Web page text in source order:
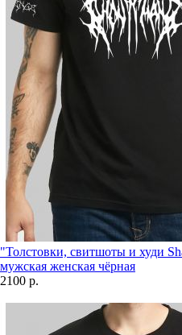
"Толстовки, свитшоты и худи
мужская женская чёрная
2100 р.